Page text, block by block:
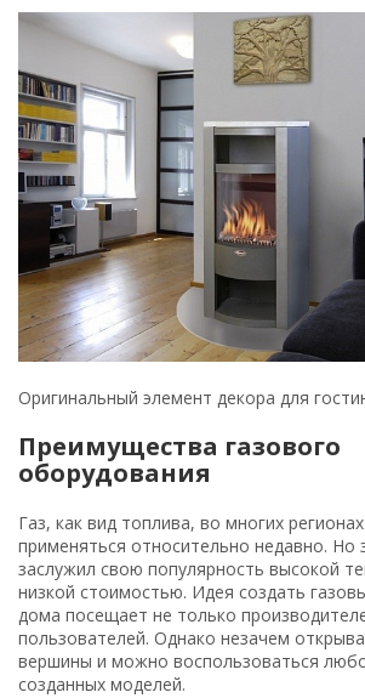
Оригинальный элемент декора для
Преимущества газового
оборудования
Газ, как вид топлива, во многих
применяться относительно недавно. Но
заслужил свою популярность высокой
низкой стоимостью. Идея создать
дома посещает не только
пользователей. Однако незачем
вершины и можно воспользоваться
созданных моделей.